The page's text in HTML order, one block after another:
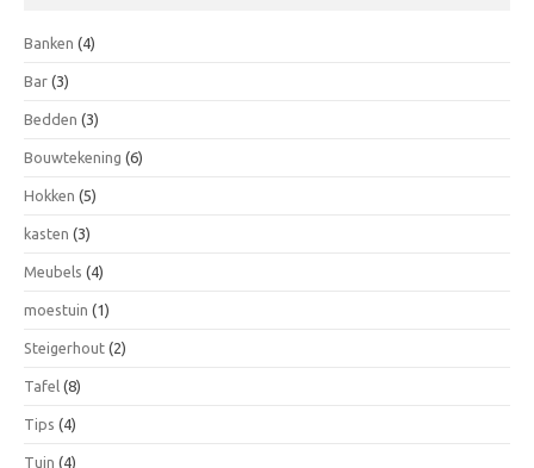
Banken (4)
Bar (3)
Bedden (3)
Bouwtekening (6)
Hokken (5)
kasten (3)
Meubels (4)
moestuin (1)
Steigerhout (2)
Tafel (8)
Tips (4)
Tuin (4)